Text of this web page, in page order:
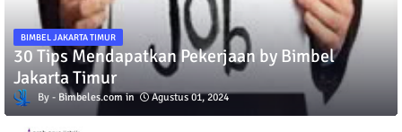
BIMBEL JAKARTA TIMUR
30 Tips Mendapatkan Pekerjaan by Bimbel
Jakarta Timur
Bimbeles.com Agustus 01, 2024